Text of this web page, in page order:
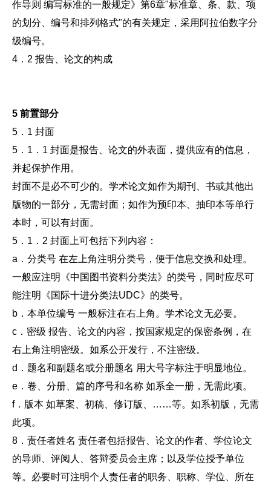
作导则 编写标准的一般规定》第6章"标准章、条、款、项
的划分、编号和排列格式"的有关规定，采用阿拉伯数字分
级编号。
4．2 报告、论文的构成
5 前置部分
5．1 封面
5．1．1 封面是报告、论文的外表面，提供应有的信息，
并起保护作用。
封面不是必不可少的。学术论文如作为期刊、书或其他出
版物的一部分，无需封面；如作为预印本、抽印本等单行
本时，可以有封面。
5．1．2 封面上可包括下列内容：
a．分类号 在左上角注明分类号，便于信息交换和处理。
一般应注明《中国图书资料分类法》的类号，同时应尽可
能注明《国际十进分类法UDC》的类号。
b．本单位编号 一般标注在右上角。学术论文无必要。
c．密级 报告、论文的内容，按国家规定的保密条例，在
右上角注明密级。如系公开发行，不注密级。
d．题名和副题名或分册题名 用大号字标注于明显地位。
e．卷、分册、篇的序号和名称 如系全一册，无需此项。
f．版本 如草案、初稿、修订版、……等。如系初版，无需
此项。
8．责任者姓名 责任者包括报告、论文的作者、学位论文
的导师、评阅人、答辩委员会主席；以及学位授予单位
等。必要时可注明个人责任者的职务、职称、学位、所在